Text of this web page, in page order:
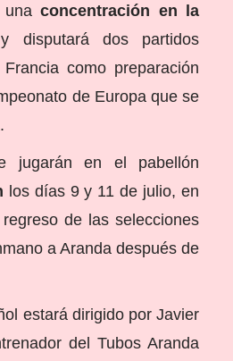
unaconcentración en la
disputará dos partidos
como preparación
de Europa que se
jugarán en el pabellón
los días 9 y 11 de julio, en
de las selecciones
a Aranda después de
estará dirigido por Javier
del Tubos Aranda